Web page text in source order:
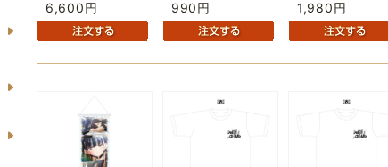
6,600円 990円 1,980円